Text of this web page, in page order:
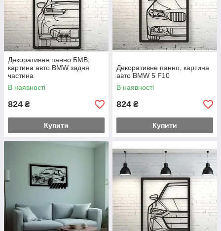
Декоративне панно БМВ,
картина авто BMW задня
частина
В наявності
824 ₴
Купити
Декоративне панно, картина
авто BMW 5 F10
В наявності
824 ₴
Купити